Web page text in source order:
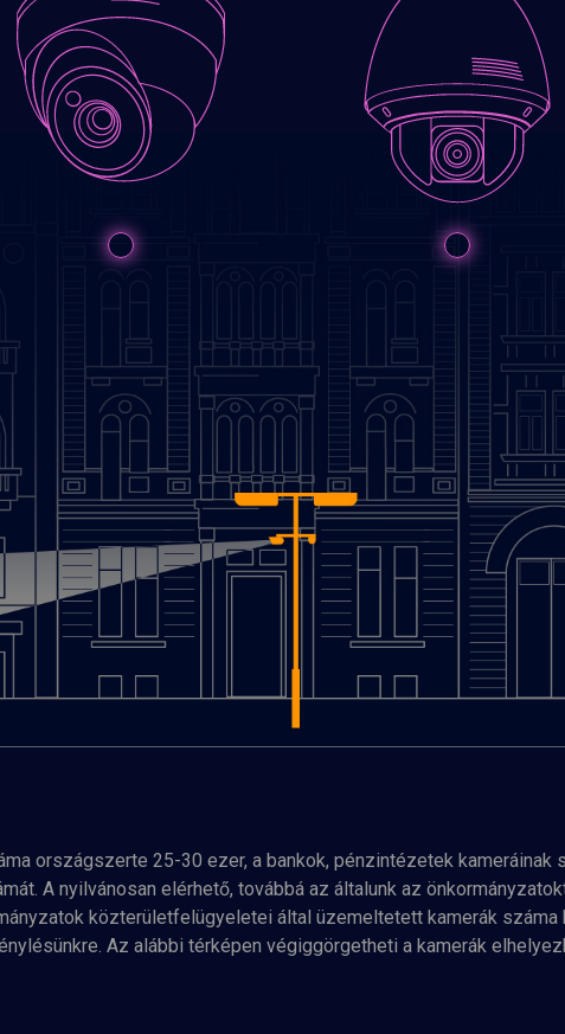
országszerte 25-30 ezer, a bankok, pénzintézetek kameráinak
A nyilvánosan elérhető, továbbá az általunk az
közterületfelügyeletei által üzemeltetett kamerák száma
Az alábbi térképen végiggörgetheti a kamerák